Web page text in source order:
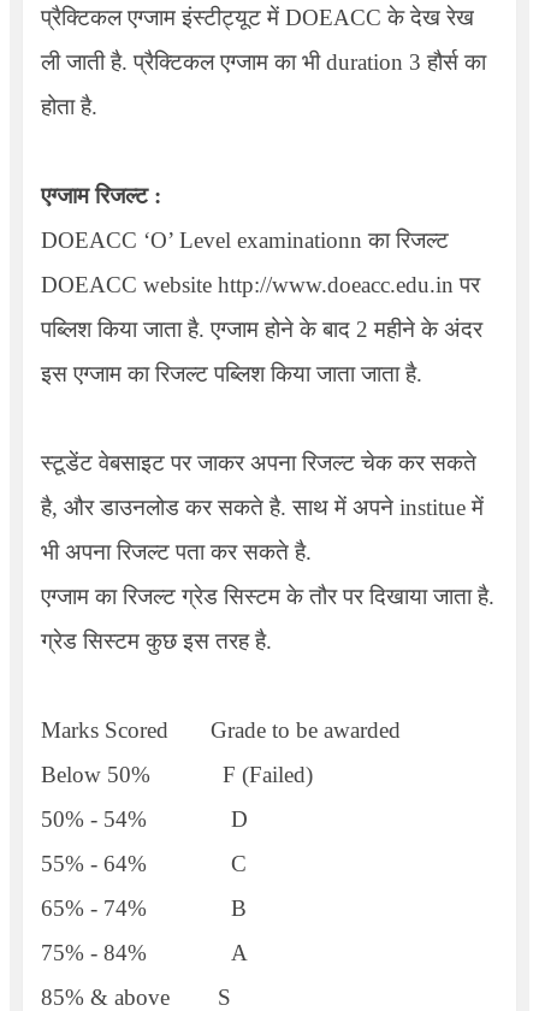
प्रैक्टिकल एग्जाम इंस्टीट्यूट में DOEACC के देख रेख
ली जाती है. प्रैक्टिकल एग्जाम का भी duration 3 हौर्स का
होता है.
एग्जाम रिजल्ट :
DOEACC ‘O’ Level examinationn का रिजल्ट
DOEACC website http://www.doeacc.edu.in पर
पब्लिश किया जाता है. एग्जाम होने के बाद 2 महीने के अंदर
इस एग्जाम का रिजल्ट पब्लिश किया जाता जाता है.
स्टूडेंट वेबसाइट पर जाकर अपना रिजल्ट चेक कर सकते
है, और डाउनलोड कर सकते है. साथ में अपने institue में
भी अपना रिजल्ट पता कर सकते है.
एग्जाम का रिजल्ट ग्रेड सिस्टम के तौर पर दिखाया जाता है.
ग्रेड सिस्टम कुछ इस तरह है.
Marks Scored
Grade to be awarded
Below 50%
F (Failed)
50% - 54%
D
55% - 64%
C
65% - 74%
B
75% - 84%
A
85%& above S